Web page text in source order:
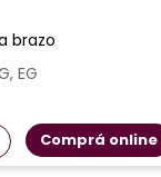
brazo
EG
Comprá online